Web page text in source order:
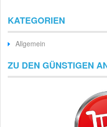
KATEGORIEN
Allgemein
ZU DEN GÜNSTIGEN